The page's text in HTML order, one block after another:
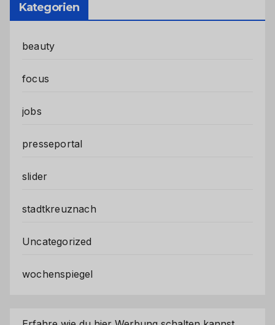
Kategorien
beauty
focus
jobs
presseportal
slider
stadtkreuznach
Uncategorized
wochenspiegel